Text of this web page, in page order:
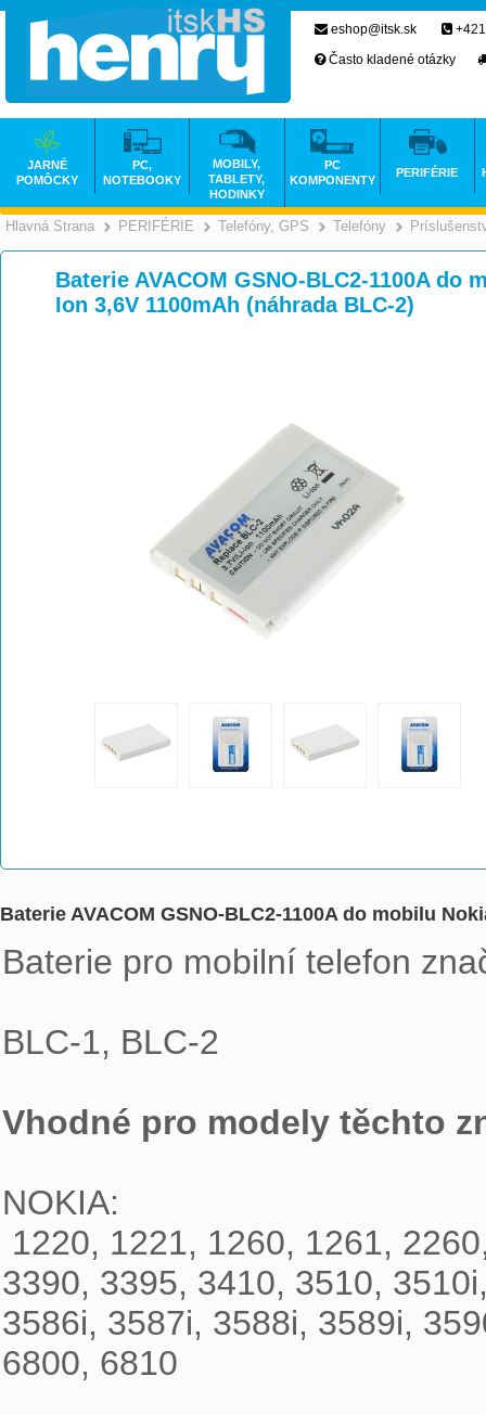
Hlavná Strana >
PERIFÉRIE >
Telefóny, GPS >
Telefóny
Baterie AVACOM GSNO-BLC2-1100A do
Ion 3,6V 1100mAh (náhrada BLC-2)
Baterie AVACOM GSNO-BLC2-1100A do mobilu
Baterie pro mobilní telefon
BLC-1, BLC-2
Vhodné pro modely těchto
NOKIA:
3390, 3395, 3410, 3510,
3586i, 3587i, 3588i, 3589i,
6800, 6810
eshop@itsk.sk
Často kladené otázky
JARNÉ
POMÔCKY
PC,
NOTEBOOKY
MOBILY,
TABLETY,
HODINKY
PC
KOMPONENTY
PERIFÉRIE